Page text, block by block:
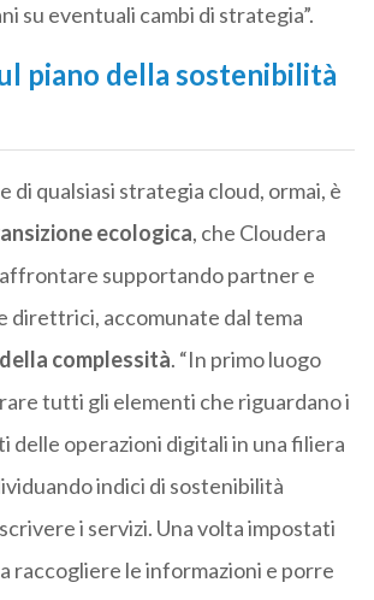
su eventuali cambi di strategia”.
piano della sostenibilità
di qualsiasi strategia cloud, ormai, è
ecologica, che Cloudera
affrontare supportando partner e
direttrici, accomunate dal tema
complessità. “In primo luogo
tutti gli elementi che riguardano i
delle operazioni digitali in una filiera
indici di sostenibilità
i servizi. Una volta impostati
raccogliere le informazioni e porre